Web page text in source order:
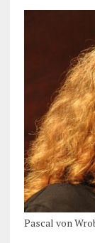
Pascal von